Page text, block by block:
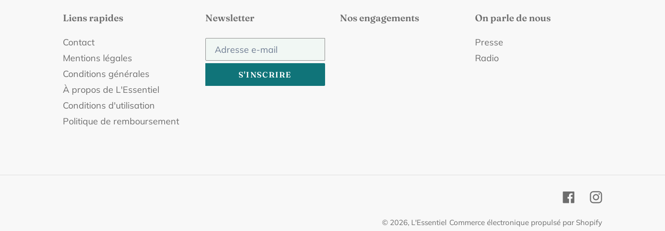
Liens rapides
Contact
Mentions légales
Conditions générales
À propos de L'Essentiel
Conditions d'utilisation
Politique de remboursement
Newsletter
S'INSCRIRE
Nos engagements On parle de nous
Presse
Radio
FacebookInstagram
© 2026, L'Essentiel Commerce électronique propulsé par Shopify